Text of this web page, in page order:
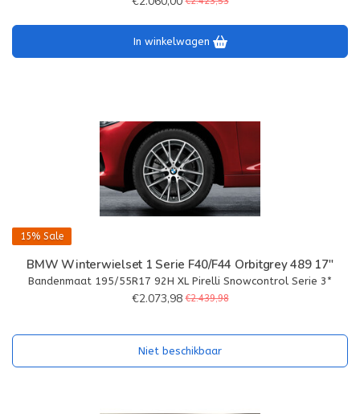
– Wielafmetingen: 7Jx17
In winkelwagen
15% Sale
BMW Winterwielset 1 Serie F40/F44 Orbitgrey 489 17"
Bandenmaat 195/55R17 92H XL Pirelli Snowcontrol Serie 3*
€2.073,98 €2.439,98
Niet beschikbaar